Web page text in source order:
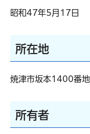
昭和47年5月17日
所在地
焼津市坂本1400番地
所有者